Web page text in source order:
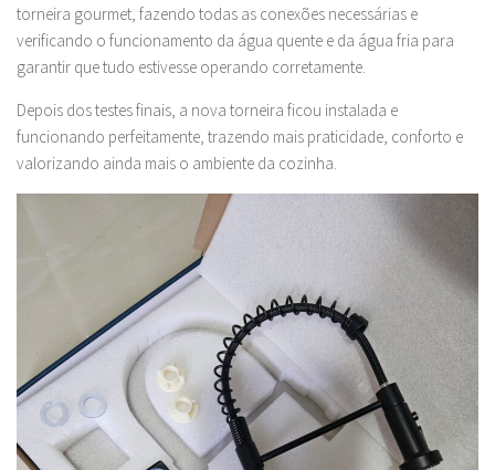
torneira gourmet, fazendo todas as conexões necessárias e
verificando o funcionamento da água quente e da água fria para
garantir que tudo estivesse operando corretamente.
Depois dos testes finais, a nova torneira ficou instalada e
funcionando perfeitamente, trazendo mais praticidade, conforto e
valorizando ainda mais o ambiente da cozinha.